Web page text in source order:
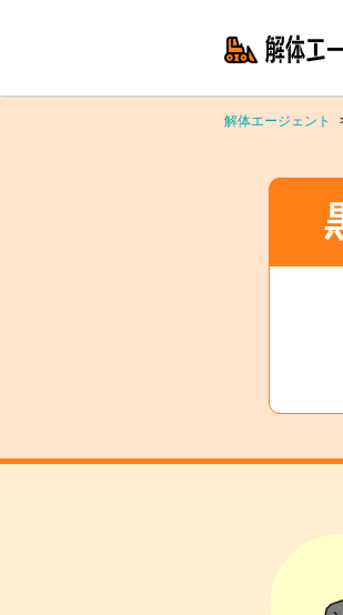
解体エージェント